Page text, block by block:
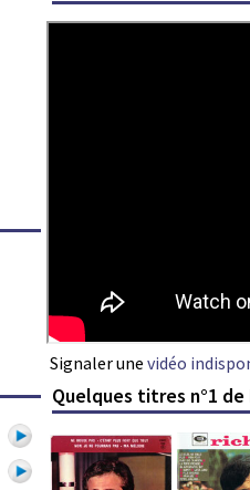
Signaler une vidéo
Quelques titres n°1 de